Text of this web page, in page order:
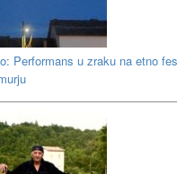
Performans u zraku na etno